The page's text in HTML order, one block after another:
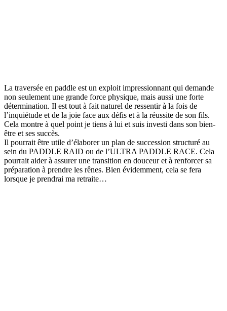
La traversée en paddle est un exploit impressionnant qui demande
non seulement une grande force physique, mais aussi une forte
détermination. Il est tout à fait naturel de ressentir à la fois de
l’inquiétude et de la joie face aux défis et à la réussite de son fils.
Cela montre à quel point je tiens à lui et suis investi dans son bien-
être et ses succès.
Il pourrait être utile d’élaborer un plan de succession structuré au
sein du PADDLE RAID ou de l’ULTRA PADDLE RACE. Cela
pourrait aider à assurer une transition en douceur et à renforcer sa
préparation à prendre les rênes. Bien évidemment, cela se fera
lorsque je prendrai ma retraite…